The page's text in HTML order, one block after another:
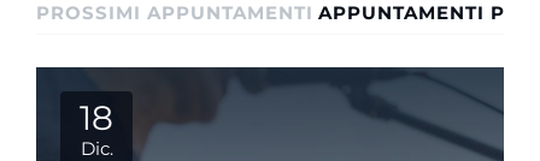
PROSSIMI APPUNTAMENTI APPUNTAMENTI
18
Dic.